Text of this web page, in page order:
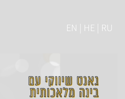
EN | HE | RU